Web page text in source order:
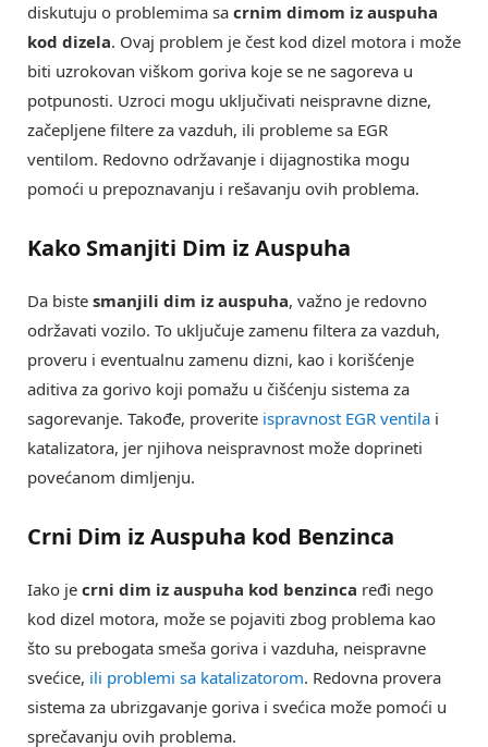
diskutuju o problemima sa crnim dimom iz auspuha
kod dizela. Ovaj problem je čest kod dizel motora i može
biti uzrokovan viškom goriva koje se ne sagoreva u
potpunosti. Uzroci mogu uključivati neispravne dizne,
začepljene filtere za vazduh, ili probleme sa EGR
ventilom. Redovno održavanje i dijagnostika mogu
pomoći u prepoznavanju i rešavanju ovih problema.
Kako Smanjiti Dim iz Auspuha
Da biste smanjili dim iz auspuha, važno je redovno
održavati vozilo. To uključuje zamenu filtera za vazduh,
proveru i eventualnu zamenu dizni, kao i korišćenje
aditiva za gorivo koji pomažu u čišćenju sistema za
sagorevanje. Takođe, proverite ispravnost EGR ventila i
katalizatora, jer njihova neispravnost može doprineti
povećanom dimljenju.
Crni Dim iz Auspuha kod Benzinca
Iako je crni dim iz auspuha kod benzinca ređi nego
kod dizel motora, može se pojaviti zbog problema kao
što su prebogata smeša goriva i vazduha, neispravne
svećice, ili problemi sa katalizatorom. Redovna provera
sistema za ubrizgavanje goriva i svećica može pomoći u
sprečavanju ovih problema.